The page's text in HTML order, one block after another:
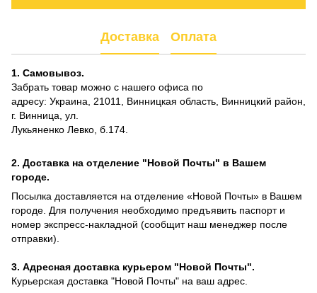
Доставка Оплата
1. Самовывоз.
Забрать товар можно с нашего офиса по
адресу: Украина, 21011, Винницкая область, Винницкий район,
г. Винница, ул.
Лукьяненко Левко, б.174.
2. Доставка на отделение "Новой Почты" в Вашем
городе.
Посылка доставляется на отделение «Новой Почты» в Вашем
городе. Для получения необходимо предъявить паспорт и
номер экспресс-накладной (сообщит наш менеджер после
отправки).
3. Адресная доставка курьером "Новой Почты".
Курьерская доставка "Новой Почты" на ваш адрес.